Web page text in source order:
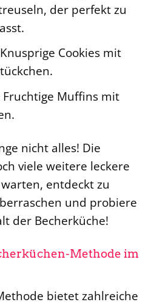
der perfekt zu
Knusprige Cookies mit
Fruchtige Muffins mit
nicht alles! Die
viele weitere leckere
entdeckt zu
und probiere
der Becherküche!
Methode im
bietet zahlreiche